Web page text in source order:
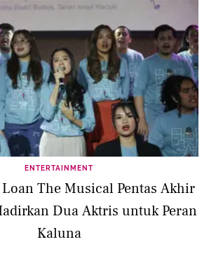
ENTERTAINMENT
Loan The Musical Pentas Akhir
Dua Aktris untuk Peran
Kaluna